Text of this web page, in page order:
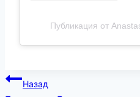
Публикация от
Навигация
Назад